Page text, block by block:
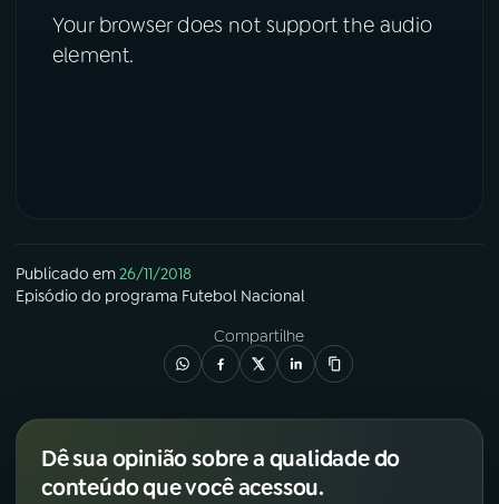
TikTok
Your browser does not support the audio
element.
Publicado em26/11/2018
Episódio do programa Futebol Nacional
Compartilhe
Dê sua opinião sobre a qualidade do
conteúdo que você acessou.